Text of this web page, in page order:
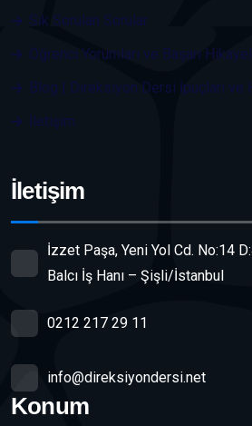
Sık Sorulan Sorular
Öğrenci Yorumları ve Başarı
Blog | Direksiyon Dersi İpuçları ve
İletişim
İletişim
İzzet Paşa, Yeni Yol Cd. No:14
Balcı İş Hanı – Şişli/İstanbul
0212 217 29 11
info@direksiyondersi.net
Konum